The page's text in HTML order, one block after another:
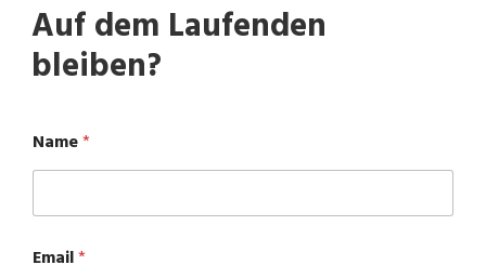
Auf dem Laufenden
bleiben?
Name*
Email*